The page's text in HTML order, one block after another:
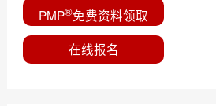
PMP®免费资料领取
在线报名